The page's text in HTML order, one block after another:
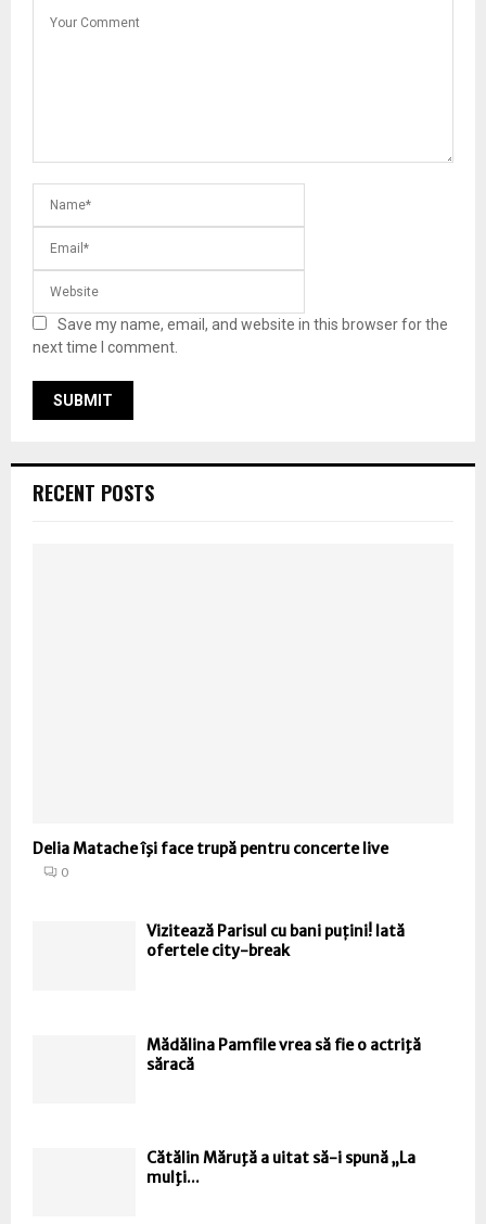
Save my name, email, and website in this browser for the
next time I comment.
RECENT POSTS
Delia Matache îşi face trupă pentru concerte live
0
Vizitează Parisul cu bani puțini! Iată
ofertele city-break
Mădălina Pamfile vrea să fie o actriţă
săracă
Cătălin Măruţă a uitat să-i spună „La
mulţi...